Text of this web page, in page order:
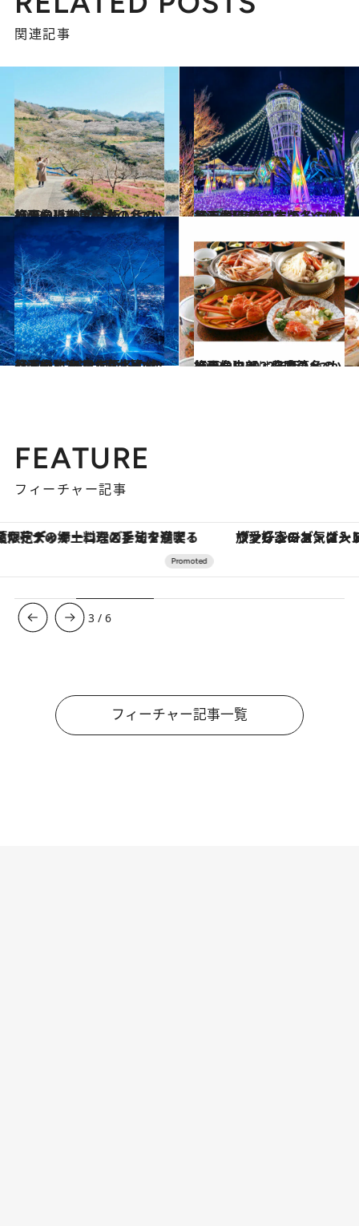
関連記事
2023.1.17
【画像】2022年版 いつか行きたい！ 日本の冬の絶景～近畿篇～
旅＆お出かけ 2023.1.16
【画像】2022年版 いつか行きたい！ 日本の冬の絶景 ～関東篇～
旅＆お出かけ
2022.12.24
【画像】2022年版 いつか行きたい！ 日本の冬の絶景 ～北海道・東北篇～
旅＆お出かけ 2023.1.7
【画像】2022年版 いつか行きたい！ 日本の冬の絶景～中部・北陸篇～
旅＆お出かけ
FEATURE
フィーチャー記事
ヴァシュロン・コンスタンタン「オーヴァーシーズ・オートマティック」。旅愛好家のお気に入りコレクションから、ジェンダーレスな新作が登場
3 /6
フィーチャー記事一覧